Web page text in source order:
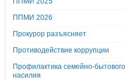
ППМИ 2026
Прокурор разъясняет
Противодействие коррупции
Профилактика семейно-бытового
насилия